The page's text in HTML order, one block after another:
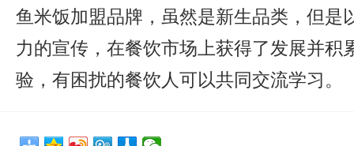
鱼米饭加盟品牌，虽然是新生品类，但是
力的宣传，在餐饮市场上获得了发展并积
验，有困扰的餐饮人可以共同交流学习。